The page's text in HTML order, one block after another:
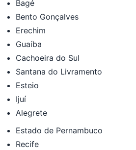
Bagé
Bento Gonçalves
Erechim
Guaíba
Cachoeira do Sul
Santana do Livramento
Esteio
Ijuí
Alegrete
Estado de Pernambuco
Recife